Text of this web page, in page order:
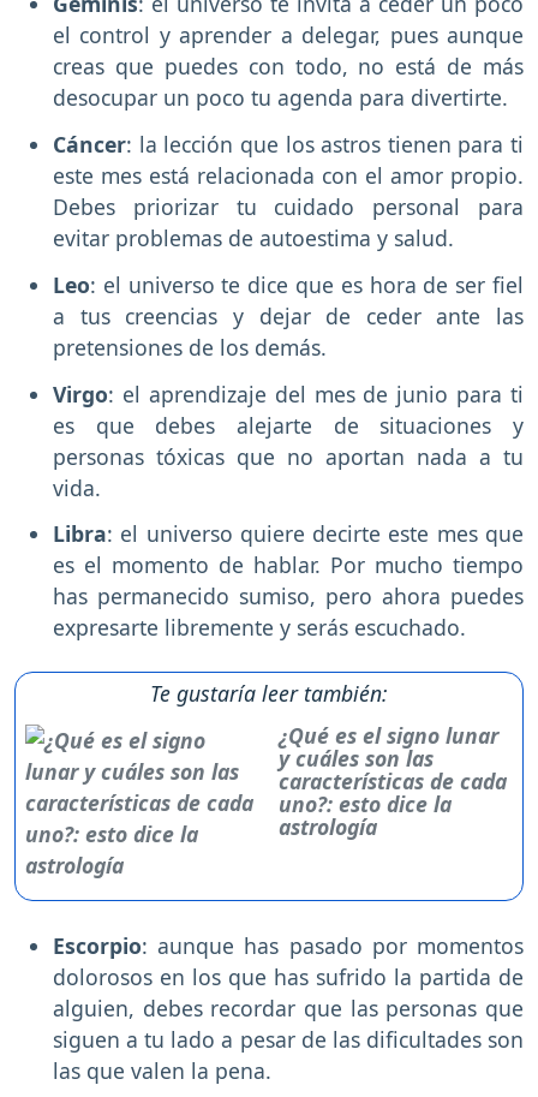
el control y aprender a delegar, pues aunque
creas que puedes con todo, no está de más
desocupar un poco tu agenda para divertirte.
Cáncer: la lección que los astros tienen para ti
este mes está relacionada con el amor propio.
Debes priorizar tu cuidado personal para
evitar problemas de autoestima y salud.
Leo: el universo te dice que es hora de ser fiel
a tus creencias y dejar de ceder ante las
pretensiones de los demás.
Virgo: el aprendizaje del mes de junio para ti
es que debes alejarte de situaciones y
personas tóxicas que no aportan nada a tu
vida.
Libra: el universo quiere decirte este mes que
es el momento de hablar. Por mucho tiempo
has permanecido sumiso, pero ahora puedes
expresarte libremente y serás escuchado.
Te gustaría leer también:
¿Qué es el signo lunar
y cuáles son las
características de cada
uno?: esto dice la
astrología
Escorpio: aunque has pasado por momentos
dolorosos en los que has sufrido la partida de
alguien, debes recordar que las personas que
siguen a tu lado a pesar de las dificultades son
las que valen la pena.